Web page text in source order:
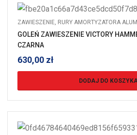
ZAWIESZENIE RURY AMORTYZATORA
GOLEŃ ZAWIESZENIE VICTORY
CZARNA
630,00 zł
DODAJ DO